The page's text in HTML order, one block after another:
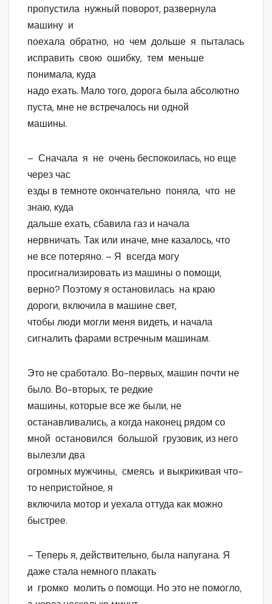
пропустила нужный поворот, развернула
машину и
поехала обратно, но чем дольше я пыталась
исправить свою ошибку, тем меньше
понимала, куда
надо ехать. Мало того, дорога была абсолютно
пуста, мне не встречалось ни одной
машины.
– Сначала я не очень беспокоилась, но еще
через час
езды в темноте окончательно поняла, что не
знаю, куда
дальше ехать, сбавила газ и начала
нервничать. Так или иначе, мне казалось, что
не все потеряно. – Я всегда могу
просигнализировать из машины о помощи,
верно? Поэтому я остановилась на краю
дороги, включила в машине свет,
чтобы люди могли меня видеть, и начала
сигналить фарами встречным машинам.
Это не сработало. Во-первых, машин почти не
было. Во-вторых, те редкие
машины, которые все же были, не
останавливались, а когда наконец рядом со
мной остановился большой грузовик, из него
вылезли два
огромных мужчины, смеясь и выкрикивая что-
то непристойное, я
включила мотор и уехала оттуда как можно
быстрее.
– Теперь я, действительно, была напугана. Я
даже стала немного плакать
и громко молить о помощи. Но это не помогло,